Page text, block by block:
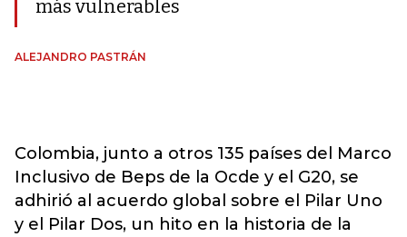
más vulnerables
ALEJANDRO PASTRÁN
Colombia, junto a otros 135 países del Marco
Inclusivo de Beps de la Ocde y el G20, se
adhirió al acuerdo global sobre el Pilar Uno
y el Pilar Dos, un hito en la historia de la